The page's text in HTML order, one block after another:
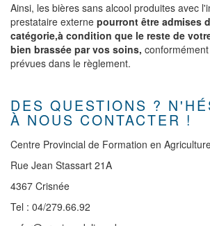
Ainsi, les bières sans alcool produites avec
prestataire externe pourront être admises
catégorie,à condition que le reste de
bien brassée par vos soins,
prévues dans le règlement.
DES QUESTIONS ?
À NOUS CONTACTER !
Centre Provincial de Formation en
Rue Jean Stassart 21A
4367 Crisnée
Tel : 04/279.66.92